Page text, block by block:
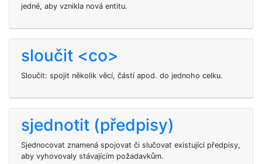
jedné, aby vznikla nová entitu.
sloučit <co>
Sloučit: spojit několik věcí, částí apod. do jednoho celku.
sjednotit (předpisy)
Sjednocovat znamená spojovat či slučovat existující předpisy,
aby vyhovovaly stávajícím požadavkům.